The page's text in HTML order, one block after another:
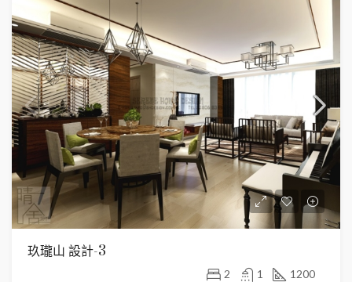
玖瓏山 設計-3
2 1 1200